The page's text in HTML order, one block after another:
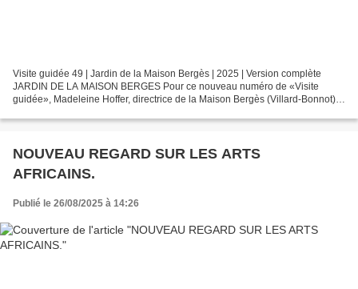
Visite guidée 49 | Jardin de la Maison Bergès | 2025 | Version complète
JARDIN DE LA MAISON BERGES Pour ce nouveau numéro de «Visite
guidée», Madeleine Hoffer, directrice de la Maison Bergès (Villard-Bonnot)
NOUVEAU REGARD SUR LES ARTS
AFRICAINS.
Publié le 26/08/2025 à 14:26